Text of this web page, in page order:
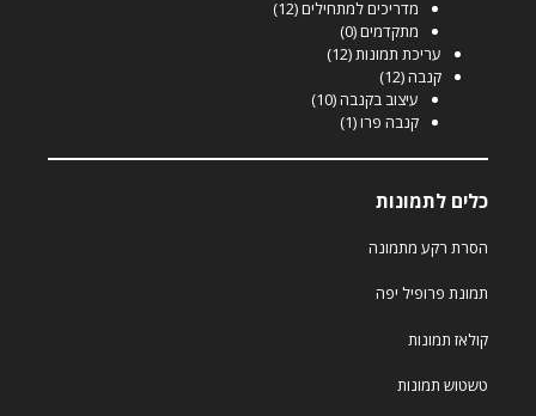
מדריכים למתחילים(12)
מתקדמים(0)
עריכת תמונות(12)
קנבה(12)
עיצוב בקנבה(10)
קנבה פרו(1)
כלים לתמונות
הסרת רקע מתמונה
תמונת פרופיל יפה
קולאז תמונות
טשטוש תמונות